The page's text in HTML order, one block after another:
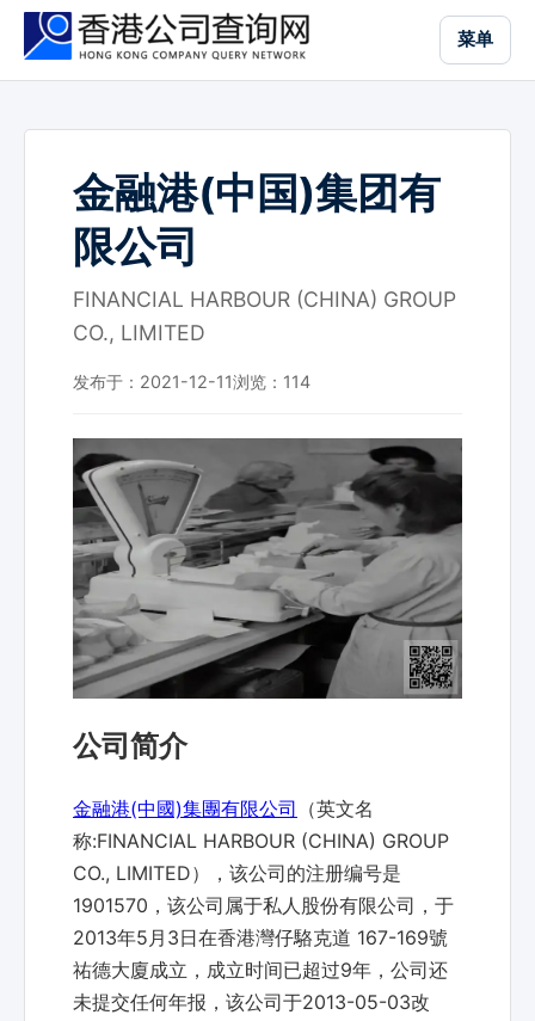
菜单
金融港(中国)集团有
限公司
FINANCIAL HARBOUR (CHINA) GROUP
CO., LIMITED
发布于：2021-12-11浏览： 114
公司简介
金融港(中國)集團有限公司 （英文名
称:FINANCIAL HARBOUR (CHINA) GROUP
CO., LIMITED），该公司的注册编号是
1901570，该公司属于私人股份有限公司，于
2013年5月3日在香港灣仔駱克道 167-169號
祐德大廈成立，成立时间已超过9年，公司还
未提交任何年报，该公司于2013-05-03改